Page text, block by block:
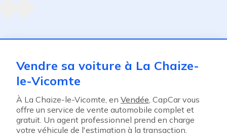
Vendre sa voiture à La Chaize-
le-Vicomte
À La Chaize-le-Vicomte, en Vendée, CapCar vous
offre un service de vente automobile complet et
gratuit. Un agent professionnel prend en charge
votre véhicule de l'estimation à la transaction.